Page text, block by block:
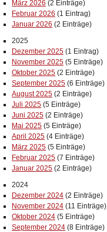
März 2026 (2 Einträge)
Februar 2026 (1 Eintrag)
Januar 2026 (2 Einträge)
2025
Dezember 2025 (1 Eintrag)
November 2025 (5 Einträge)
Oktober 2025 (2 Einträge)
September 2025 (6 Einträge)
August 2025 (2 Einträge)
Juli 2025 (5 Einträge)
Juni 2025 (2 Einträge)
Mai 2025 (5 Einträge)
April 2025 (4 Einträge)
März 2025 (5 Einträge)
Februar 2025 (7 Einträge)
Januar 2025 (2 Einträge)
2024
Dezember 2024 (2 Einträge)
November 2024 (11 Einträge)
Oktober 2024 (5 Einträge)
September 2024 (8 Einträge)